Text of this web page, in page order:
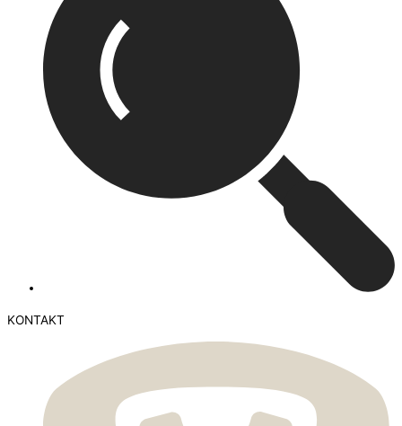
KONTAKT